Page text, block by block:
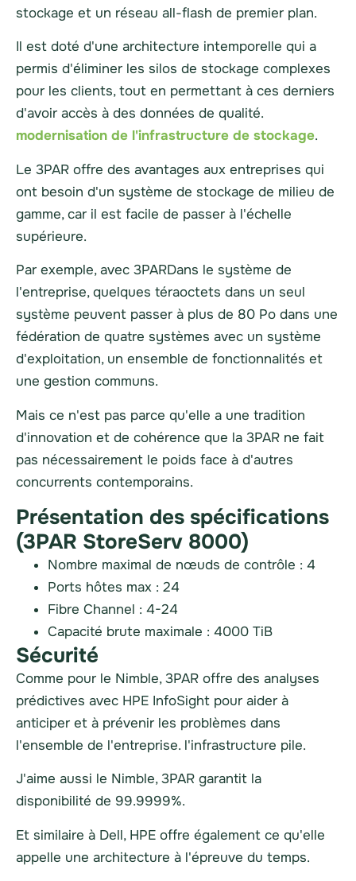
stockage et un réseau all-flash de premier plan.
Il est doté d'une architecture intemporelle qui a
permis d'éliminer les silos de stockage complexes
pour les clients, tout en permettant à ces derniers
d'avoir accès à des données de qualité.
modernisation de l'infrastructure de stockage.
Le 3PAR offre des avantages aux entreprises qui
ont besoin d'un système de stockage de milieu de
gamme, car il est facile de passer à l'échelle
supérieure.
Par exemple, avec 3PARDans le système de
l'entreprise, quelques téraoctets dans un seul
système peuvent passer à plus de 80 Po dans une
fédération de quatre systèmes avec un système
d'exploitation, un ensemble de fonctionnalités et
une gestion communs.
Mais ce n'est pas parce qu'elle a une tradition
d'innovation et de cohérence que la 3PAR ne fait
pas nécessairement le poids face à d'autres
concurrents contemporains.
Présentation des spécifications
(3PAR StoreServ 8000)
Nombre maximal de nœuds de contrôle : 4
Ports hôtes max : 24
Fibre Channel : 4-24
Capacité brute maximale : 4000 TiB
Sécurité
Comme pour le Nimble,3PAR offre des analyses
prédictives avec HPE InfoSight pour aider à
anticiper et à prévenir les problèmes dans
l'ensemble de l'entreprise. l'infrastructure pile.
J'aime aussi le Nimble,3PAR garantit la
disponibilité de 99.9999%.
Et similaire à Dell, HPE offre également ce qu'elle
appelle une architecture à l'épreuve du temps.